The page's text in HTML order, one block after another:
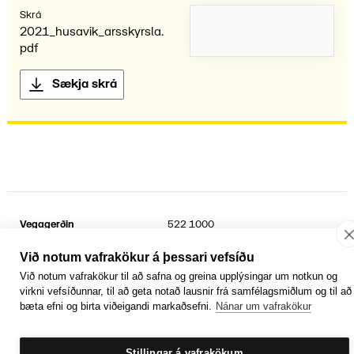
Skrá
2021_husavik_arsskyrsla.
pdf
Sækja skrá
Vegagerðin
210 Garðabær
522 1000
Sími umferðarþjónustu
Laus störf
Persónuvernd og öryggi gagna
Hafa samband
Facebook
YouTube
Við notum vafrakökur á þessari vefsíðu
Við notum vafrakökur til að safna og greina upplýsingar um notkun og
virkni vefsíðunnar, til að geta notað lausnir frá samfélagsmiðlum og til að
bæta efni og birta viðeigandi markaðsefni. Nánar um vafrakökur